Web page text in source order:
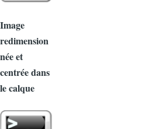
Image
redimension
née et
centrée dans
le calque